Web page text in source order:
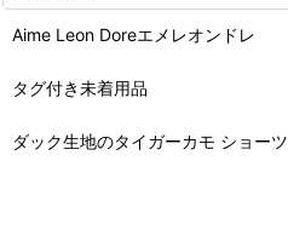
Aime Leon Doreエメレオンドレ
タグ付き未着用品
ダック生地のタイガーカモ ショーツ